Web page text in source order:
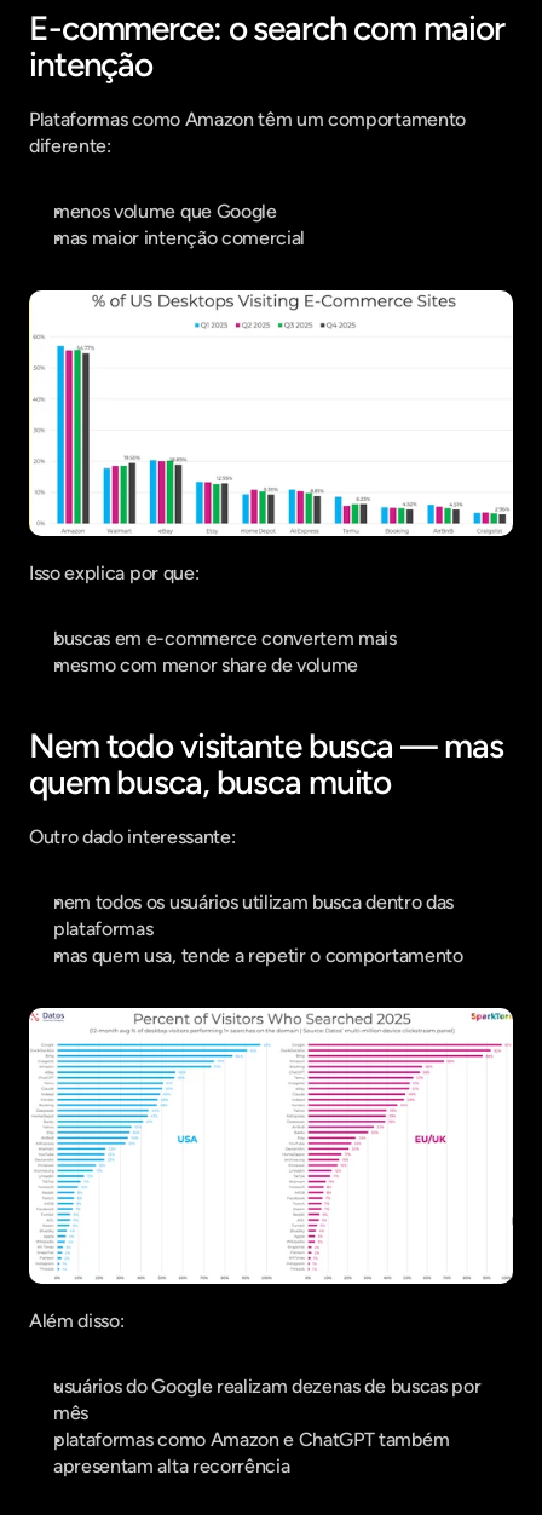
E-commerce: o search com maior
intenção
Plataformas como Amazon têm um comportamento
diferente:
menos volume que Google
mas maior intenção comercial
Isso explica por que:
buscas em e-commerce convertem mais
mesmo com menor share de volume
Nem todo visitante busca — mas
quem busca, busca muito
Outro dado interessante:
nem todos os usuários utilizam busca dentro das
plataformas
mas quem usa, tende a repetir o comportamento
Além disso:
usuários do Google realizam dezenas de buscas por
mês
plataformas como Amazon e ChatGPT também
apresentam alta recorrência